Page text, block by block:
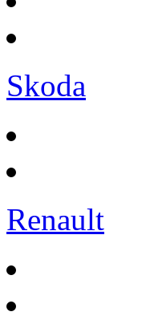
Skoda
Renault